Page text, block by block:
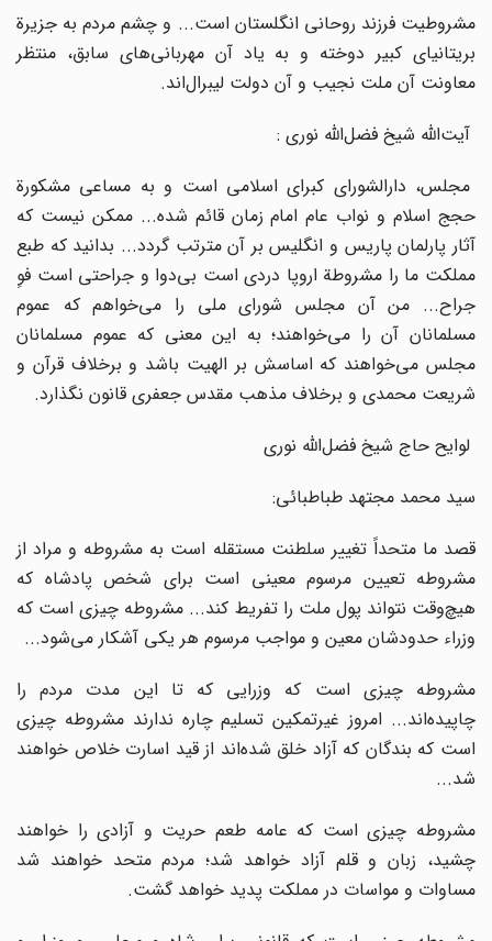
مشروطیت‌ فرزند روحانی‌ انگلستان‌ است‌... و چشم‌ مردم‌ به‌ جزیرة‌
بریتانیای‌ کبیر دوخته‌ و به‌ یاد آن‌ مهربانی‌های‌ سابق‌، منتظر
معاونت‌ آن‌ ملت‌ نجیب‌ و آن‌ دولت‌ لیبرال‌اند.
آیت‌الله‌ شیخ‌ فضل‌الله‌ نوری‌ :
مجلس‌، دارالشورای‌ کبرای‌ اسلامی‌ است‌ و به‌ مساعی‌ مشکورة‌
حجج‌ اسلام‌ و نواب‌ عام‌ امام‌ زمان‌ قائم‌ شده‌... ممکن‌ نیست‌ که‌
آثار پارلمان‌ پاریس‌ و انگلیس‌ بر آن‌ مترتب‌ گردد... بدانید که‌ طبع‌
مملکت‌ ما را مشروطة‌ اروپا دردی‌ است‌ بی‌دوا و جراحتی‌ است‌ فوِ
جراح‌... من‌ آن‌ مجلس‌ شورای‌ ملی‌ را می‌خواهم‌ که‌ عموم‌
مسلمانان‌ آن‌ را می‌خواهند؛ به‌ این‌ معنی‌ که‌ عموم‌ مسلمانان‌
مجلس‌ می‌خواهند که‌ اساسش‌ بر الهیت‌ باشد و برخلاف‌ قرآن‌ و
شریعت‌ محمدی‌ و برخلاف‌ مذهب‌ مقدس‌ جعفری‌ قانون‌ نگذارد.
لوایح‌ حاج‌ شیخ‌ فضل‌الله‌ نوری‌
سید محمد مجتهد طباطبائی‌:
قصد ما متحداً تغییر سلطنت‌ مستقله‌ است‌ به‌ مشروطه‌ و مراد از
مشروطه‌ تعیین‌ مرسوم‌ معینی‌ است‌ برای‌ شخص‌ پادشاه‌ که‌
هیچ‌وقت‌ نتواند پول‌ ملت‌ را تفریط‌ کند... مشروطه‌ چیزی‌ است‌ که‌
وزراء حدودشان‌ معین‌ و مواجب‌ مرسوم‌ هر یکی‌ آشکار می‌شود...
مشروطه‌ چیزی‌ است‌ که‌ وزرایی‌ که‌ تا این‌ مدت‌ مردم‌ را
چاپیده‌اند... امروز غیرتمکین‌ تسلیم‌ چاره‌ ندارند مشروطه‌ چیزی‌
است‌ که‌ بندگان‌ که‌ آزاد خلق‌ شده‌اند از قید اسارت‌ خلاص‌ خواهند
شد...
مشروطه‌ چیزی‌ است‌ که‌ عامه‌ طعم‌ حریت‌ و آزادی‌ را خواهند
چشید، زبان‌ و قلم‌ آزاد خواهد شد؛ مردم‌ متحد خواهند شد
مساوات‌ و مواسات‌ در مملکت‌ پدید خواهد گشت‌.